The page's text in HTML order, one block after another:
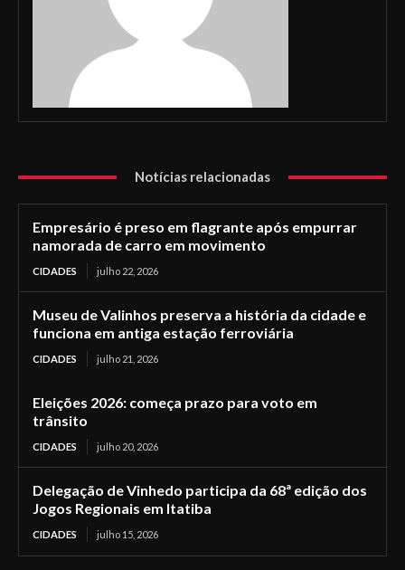
Notícias relacionadas
Empresário é preso em flagrante após empurrar
namorada de carro em movimento
CIDADES julho 22, 2026
Museu de Valinhos preserva a história da cidade e
funciona em antiga estação ferroviária
CIDADES julho 21, 2026
Eleições 2026: começa prazo para voto em
trânsito
CIDADES julho 20, 2026
Delegação de Vinhedo participa da 68ª edição dos
Jogos Regionais em Itatiba
CIDADES julho 15, 2026